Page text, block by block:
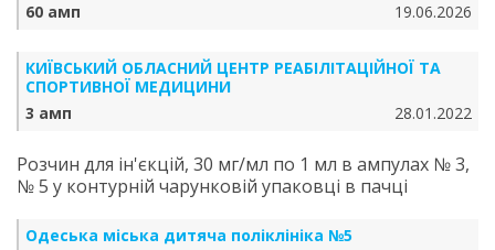
60 амп
19.06.2026
КИЇВСЬКИЙ ОБЛАСНИЙ ЦЕНТР РЕАБІЛІТАЦІЙНОЇ ТА
СПОРТИВНОЇ МЕДИЦИНИ
3 амп
28.01.2022
Розчин для ін'єкцій, 30 мг/мл по 1 мл в ампулах № 3,
№ 5 у контурній чарунковій упаковці в пачці
Одеська міська дитяча поліклініка №5